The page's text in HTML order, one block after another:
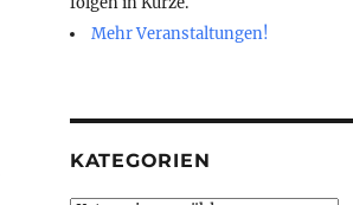
Mehr Veranstaltungen!
KATEGORIEN